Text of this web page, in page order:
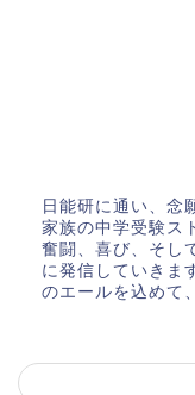
日能研に通い、念
家族の中学受験ス
奮闘、喜び、そし
に発信していきま
のエールを込めて